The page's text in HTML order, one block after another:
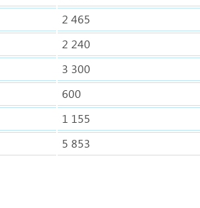
2 465
2 240
3 300
600
1 155
5 853